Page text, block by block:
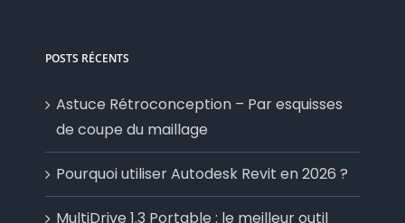
POSTS RÉCENTS
Astuce Rétroconception – Par esquisses
de coupe du maillage
Pourquoi utiliser Autodesk Revit en 2026 ?
MultiDrive 1.3 Portable : le meilleur outil